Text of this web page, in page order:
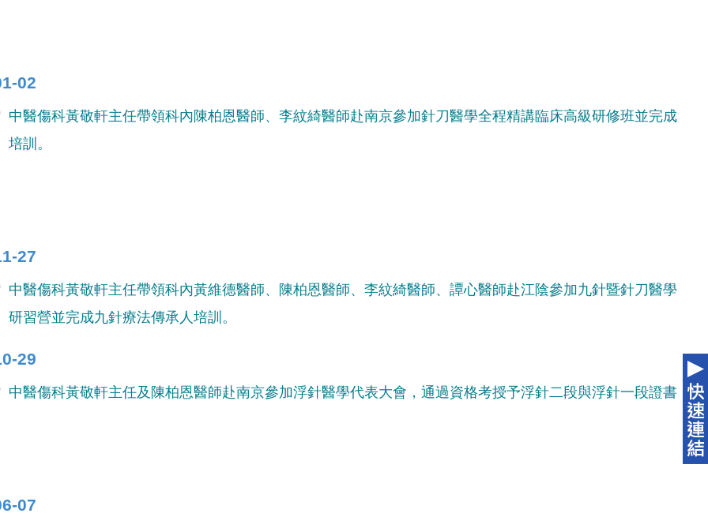
02
中醫傷科黃敬軒主任帶領科內陳柏恩醫師、李紋綺醫師赴南京參加針刀醫學全程精講臨床高級研修班並完成
培訓。​
27
中醫傷科黃敬軒主任帶領科內黃維德醫師、陳柏恩醫師、李紋綺醫師、譚心醫師赴江陰參加九針暨針刀醫學
研習營並完成九針療法傳承人培訓。
29
中醫傷科黃敬軒主任及陳柏恩醫師赴南京參加浮針醫學代表大會，通過資格考授予浮針二段與浮針一段證書
07